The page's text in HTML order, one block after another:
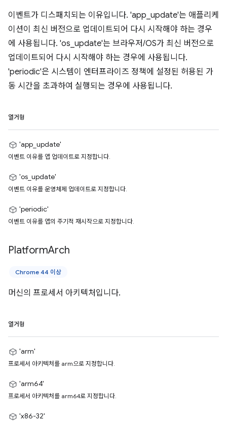
이벤트가 디스패치되는 이유입니다. 'app_update'는 애플리케
이션이 최신 버전으로 업데이트되어 다시 시작해야 하는 경우
에 사용됩니다. 'os_update'는 브라우저/OS가 최신 버전으로
업데이트되어 다시 시작해야 하는 경우에 사용됩니다.
'periodic'은 시스템이 엔터프라이즈 정책에 설정된 허용된 가
동 시간을 초과하여 실행되는 경우에 사용됩니다.
열거형
'app_update'
이벤트 이유를 앱 업데이트로 지정합니다.
'os_update'
이벤트 이유를 운영체제 업데이트로 지정합니다.
'periodic'
이벤트 이유를 앱의 주기적 재시작으로 지정합니다.
PlatformArch
Chrome 44 이상
머신의 프로세서 아키텍처입니다.
열거형
'arm'
프로세서 아키텍처를 arm으로 지정합니다.
'arm64'
프로세서 아키텍처를 arm64로 지정합니다.
'x86-32'